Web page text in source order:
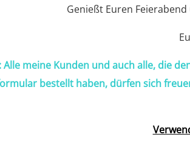
Genießt Euren
Alle meine Kunden und auch alle, die
bestellt haben, dürfen sich